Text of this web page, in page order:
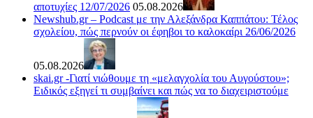
αποτυχίες 12/07/2026 05.08.2026
Newshub.gr – Podcast με την Αλεξάνδρα Καππάτου: Τέλος
σχολείου, πώς περνούν οι έφηβοι το καλοκαίρι 26/06/2026
05.08.2026
skai.gr -Γιατί νιώθουμε τη «μελαγχολία του Αυγούστου»;
Ειδικός εξηγεί τι συμβαίνει και πώς να το διαχειριστούμε